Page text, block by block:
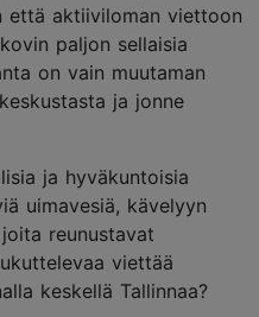
että aktiiviloman viettoon
paljon sellaisia
on vain muutaman
ja jonne
ja hyväkuntoisia
uimavesiä, kävelyyn
reunustavat
viettää
keskellä Tallinnaa?